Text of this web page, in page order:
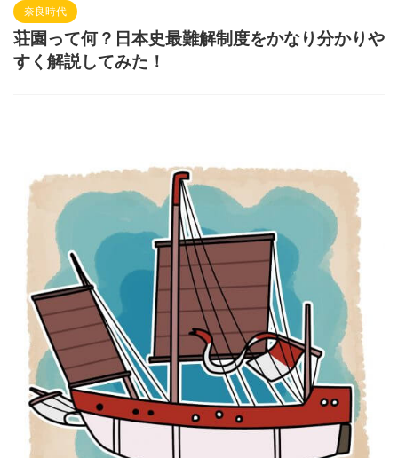
奈良時代
荘園って何？日本史最難解制度をかなり分かりや
すく解説してみた！